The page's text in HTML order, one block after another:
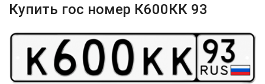
Купить гос номер К600КК 93